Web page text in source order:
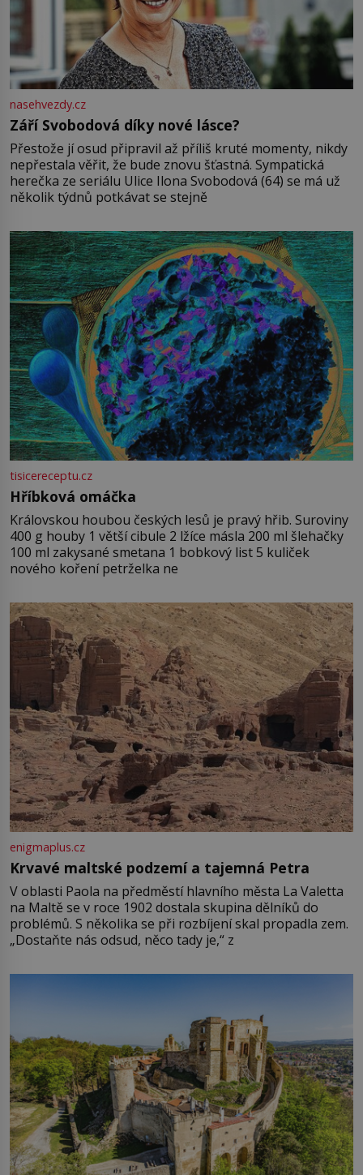
nasehvezdy.cz
Září Svobodová díky nové lásce?
Přestože jí osud připravil až příliš kruté momenty, nikdy
nepřestala věřit, že bude znovu šťastná. Sympatická
herečka ze seriálu Ulice Ilona Svobodová (64) se má už
několik týdnů potkávat se stejně
tisicereceptu.cz
Hříbková omáčka
Královskou houbou českých lesů je pravý hřib. Suroviny
400 g houby 1 větší cibule 2 lžíce másla 200 ml šlehačky
100 ml zakysané smetana 1 bobkový list 5 kuliček
nového koření petrželka ne
enigmaplus.cz
Krvavé maltské podzemí a tajemná Petra
V oblasti Paola na předměstí hlavního města La Valetta
na Maltě se v roce 1902 dostala skupina dělníků do
problémů. S několika se při rozbíjení skal propadla zem.
„Dostaňte nás odsud, něco tady je,“ z